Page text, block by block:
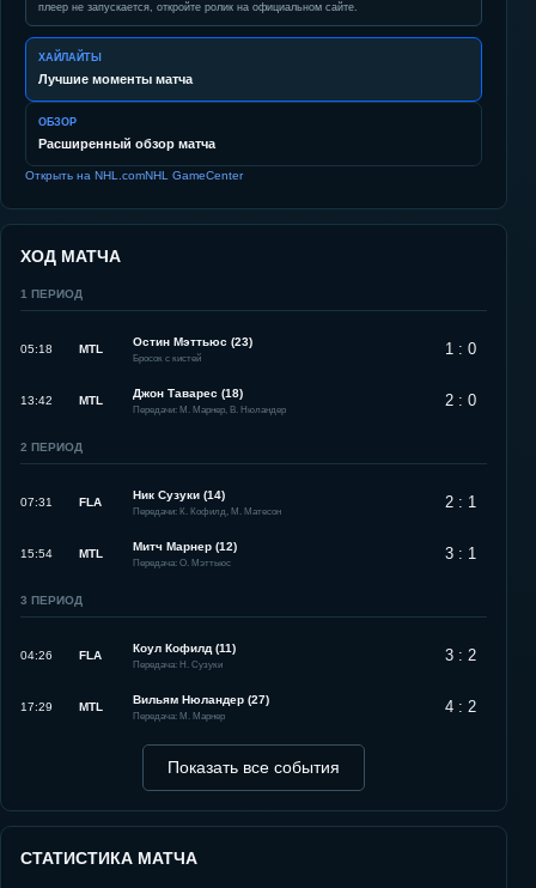
плеер не запускается, откройте ролик на официальном сайте.
ХАЙЛАЙТЫ
Лучшие моменты матча
ОБЗОР
Расширенный обзор матча
Открыть на NHL.comNHL GameCenter
ХОД МАТЧА
1 ПЕРИОД
05:18 MTL
Остин Мэттьюс (23)
Бросок с кистей 1 : 0
13:42 MTL
Джон Таварес (18)
Передачи: М. Марнер, В. Нюландер 2 : 0
2 ПЕРИОД
07:31 FLA
Ник Сузуки (14)
Передачи: К. Кофилд, М. Матесон 2 : 1
15:54 MTL
Митч Марнер (12)
Передача: О. Мэттьюс 3 : 1
3 ПЕРИОД
04:26 FLA
Коул Кофилд (11)
Передача: Н. Сузуки 3 : 2
17:29 MTL
Вильям Нюландер (27)
Передача: М. Марнер 4 : 2
Показать все события
СТАТИСТИКА МАТЧА